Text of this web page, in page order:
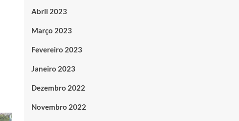
Abril 2023
Março 2023
Fevereiro 2023
Janeiro 2023
Dezembro 2022
Novembro 2022